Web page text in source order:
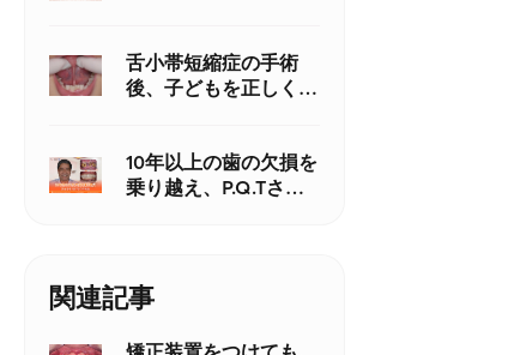
舌小帯短縮症の手術
後、子どもを正しくケ
10年以上の歯の欠損を
乗り越え、P.Q.Tさん
関連記事